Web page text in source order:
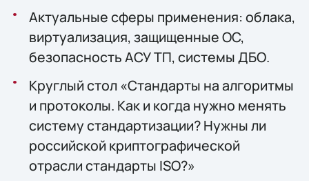
Актуальные сферы применения: облака,
виртуализация, защищенные OC,
безопасность АСУ ТП, системы ДБО.
Круглый стол «Стандарты на алгоритмы
и протоколы. Как и когда нужно менять
систему стандартизации? Нужны ли
российской криптографической
отрасли стандарты ISO?»